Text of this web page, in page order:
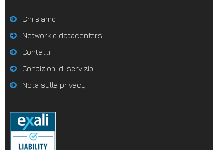
Chi siamo
Network e datacenters
Contatti
Condizioni di servizio
Nota sulla privacy